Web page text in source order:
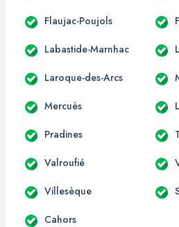
Flaujac-Poujols
Labastide-Marnhac
Laroque-des-Arcs
Mercuès
Pradines
Valroufié
Villesèque
Cahors